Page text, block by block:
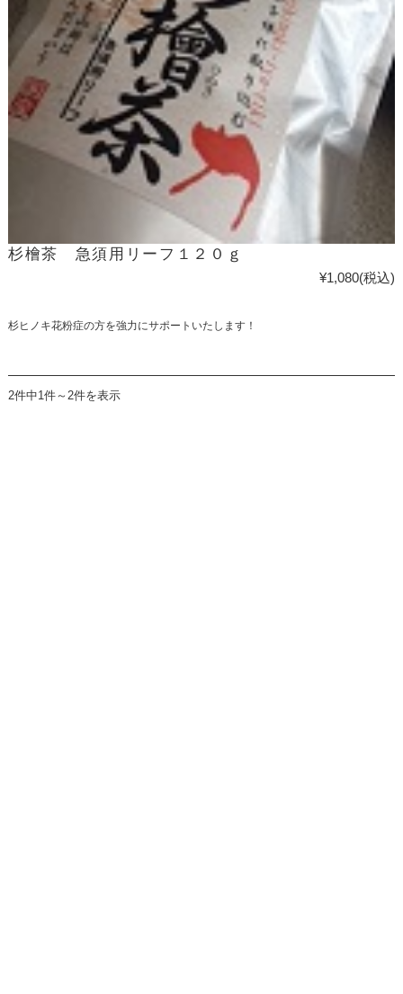
杉檜茶 急須用リーフ１２０ｇ
¥1,080(税込)
杉ヒノキ花粉症の方を強力にサポートいたします！
2件中1件～2件を表示